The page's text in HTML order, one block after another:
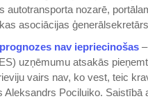
autotransporta nozarē,
asociācijas
nav iepriecinošas
uzņēmumu atsakās
vairs nav, ko vest, teic
Aleksandrs Pociluiko.